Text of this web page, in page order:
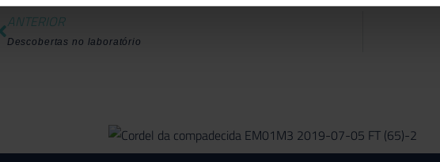
ANTERIOR
Descobertas no laboratório